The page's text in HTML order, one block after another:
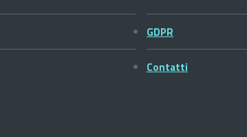
GDPR
Contatti